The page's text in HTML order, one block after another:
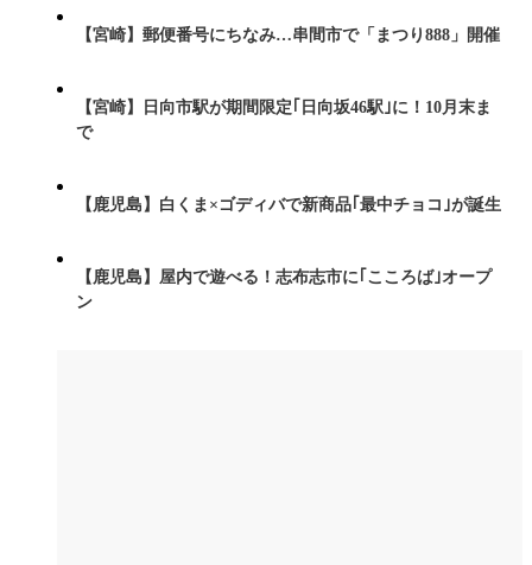
【宮崎】郵便番号にちなみ…串間市で「まつり888」開催
【宮崎】日向市駅が期間限定｢日向坂46駅｣に！10月末ま
で
【鹿児島】白くま×ゴディバで新商品｢最中チョコ｣が誕生
【鹿児島】屋内で遊べる！志布志市に｢こころば｣オープ
ン